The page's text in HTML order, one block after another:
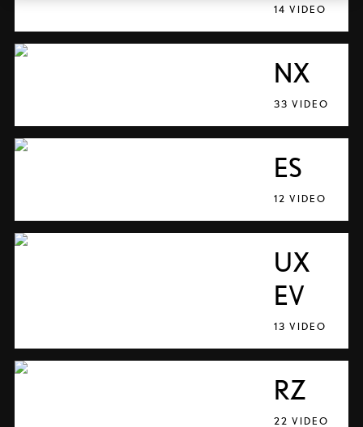
14 VIDEO
NX
33 VIDEO
ES
12 VIDEO
UX
EV
13 VIDEO
RZ
22 VIDEO